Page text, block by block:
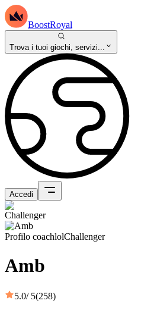
BoostRoyal
Trova i tuoi giochi, servizi...
Accedi
Profilo coachlolChallenger
Amb
5.0/ 5(258)